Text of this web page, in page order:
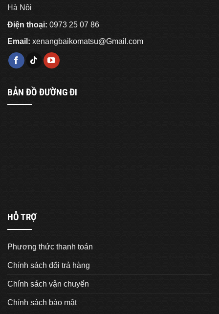
Hà Nội
Điện thoại: 0973 25 07 86
Email: xenangbaikomatsu@Gmail.com
BẢN ĐỒ ĐƯỜNG ĐI
HỖ TRỢ
Phương thức thanh toán
Chính sách đổi trả hàng
Chính sách vận chuyển
Chính sách bảo mật